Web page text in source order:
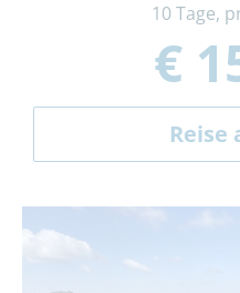
10 Tage,
€
Reise